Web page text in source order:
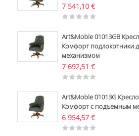
7 541,10 €
Art&Moble 01013GB
Комфорт подлокотники
механизмом
7 692,51 €
Art&Moble 01013G
Комфорт с подъемным
6 954,57 €